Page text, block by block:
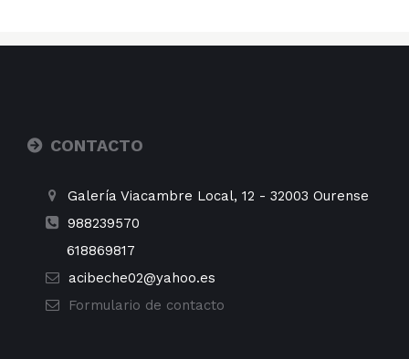
CONTACTO
Galería Viacambre Local, 12 - 32003 Ourense
988239570
618869817
acibeche02@yahoo.es
Formulario de contacto